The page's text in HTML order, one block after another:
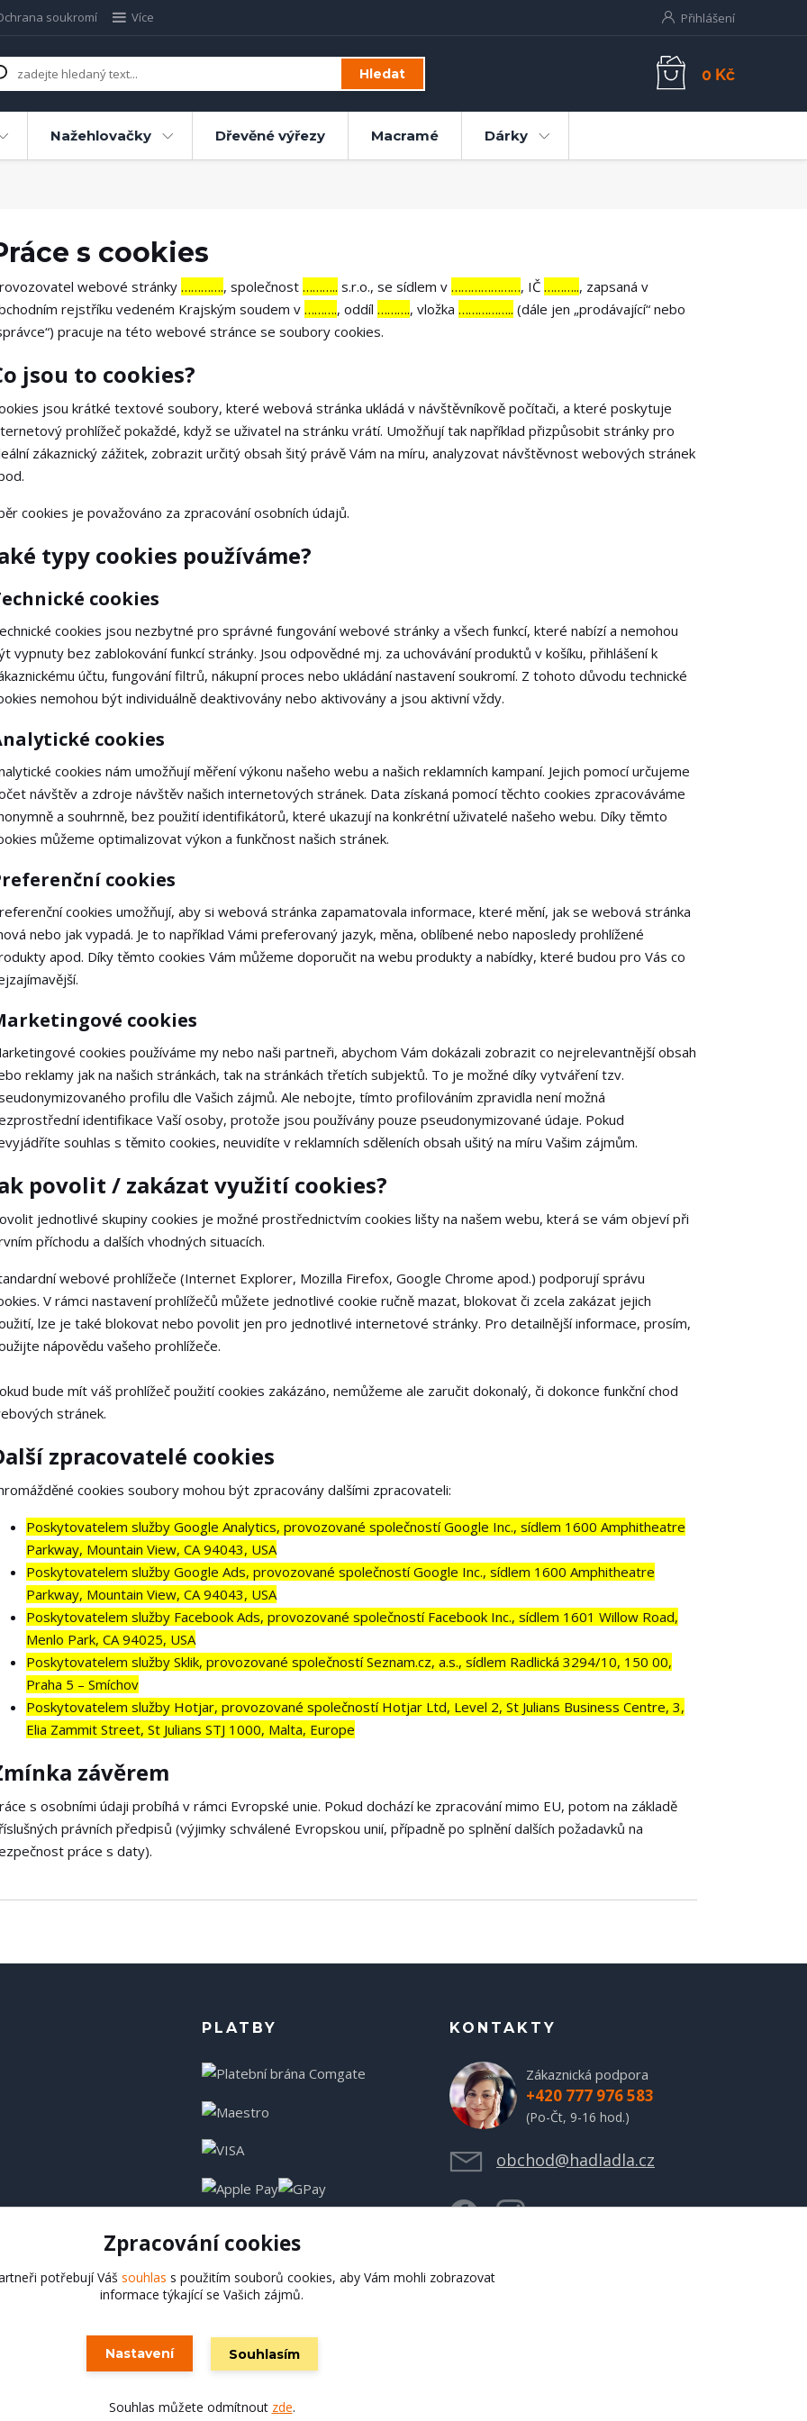
soukromí Více Přihlášení
Hledat 0 Kč
Nažehlovačky Dřevěné výřezy Macramé Dárky
s cookies
webové stránky…………., společnost ……….. s.r.o., se sídlem v …………………, IČ ……….., zapsaná v
rejstříku vedeném Krajským soudem v………., oddíl ………., vložka …………….. (dále jen „prodávající“ nebo
pracuje na této webové stránce se soubory cookies.
jsou to cookies?
jsou krátké textové soubory, které webová stránka ukládá v návštěvníkově počítači, a které poskytuje
prohlížeč pokaždé, když se uživatel na stránku vrátí. Umožňují tak například přizpůsobit stránky pro
zákaznický zážitek, zobrazit určitý obsah šitý právě Vám na míru, analyzovat návštěvnost webových stránek
cookies je považováno za zpracování osobních údajů.
typy cookies používáme?
cookies
cookies jsou nezbytné pro správné fungování webové stránky a všech funkcí, které nabízí a nemohou
vypnuty bez zablokování funkcí stránky. Jsou odpovědné mj. za uchovávání produktů v košíku, přihlášení k
účtu, fungování filtrů, nákupní proces nebo ukládání nastavení soukromí. Z tohoto důvodu technické
nemohou být individuálně deaktivovány nebo aktivovány a jsou aktivní vždy.
cookies
cookies nám umožňují měření výkonu našeho webu a našich reklamních kampaní. Jejich pomocí určujeme
návštěv a zdroje návštěv našich internetových stránek. Data získaná pomocí těchto cookies zpracováváme
a souhrnně, bez použití identifikátorů, které ukazují na konkrétní uživatelé našeho webu. Díky těmto
můžeme optimalizovat výkon a funkčnost našich stránek.
cookies
cookies umožňují, aby si webová stránka zapamatovala informace, které mění, jak se webová stránka
nebo jak vypadá. Je to například Vámi preferovaný jazyk, měna, oblíbené nebo naposledy prohlížené
apod. Díky těmto cookies Vám můžeme doporučit na webu produkty a nabídky, které budou pro Vás co
cookies
cookies používáme my nebo naši partneři, abychom Vám dokázali zobrazit co nejrelevantnější obsah
reklamy jak na našich stránkách, tak na stránkách třetích subjektů. To je možné díky vytváření tzv.
profilu dle Vašich zájmů. Ale nebojte, tímto profilováním zpravidla není možná
identifikace Vaší osoby, protože jsou používány pouze pseudonymizované údaje. Pokud
souhlas s těmito cookies, neuvidíte v reklamních sděleních obsah ušitý na míru Vašim zájmům.
povolit / zakázat využití cookies?
jednotlivé skupiny cookies je možné prostřednictvím cookies lišty na našem webu, která se vám objeví při
příchodu a dalších vhodných situacích.
webové prohlížeče (Internet Explorer, Mozilla Firefox, Google Chrome apod.) podporují správu
V rámci nastavení prohlížečů můžete jednotlivé cookie ručně mazat, blokovat či zcela zakázat jejich
lze je také blokovat nebo povolit jen pro jednotlivé internetové stránky. Pro detailnější informace, prosím,
nápovědu vašeho prohlížeče.
bude mít váš prohlížeč použití cookies zakázáno, nemůžeme ale zaručit dokonalý, či dokonce funkční chod
stránek.
zpracovatelé cookies
cookies soubory mohou být zpracovány dalšími zpracovateli:
Poskytovatelem služby Google Analytics, provozované společností Google Inc., sídlem 1600 Amphitheatre
Parkway, Mountain View, CA 94043, USA
Poskytovatelem služby Google Ads, provozované společností Google Inc., sídlem 1600 Amphitheatre
Parkway, Mountain View, CA 94043, USA
Poskytovatelem služby Facebook Ads, provozované společností Facebook Inc., sídlem 1601 Willow Road,
Menlo Park, CA 94025, USA
Poskytovatelem služby Sklik, provozované společností Seznam.cz, a.s., sídlem Radlická 3294/10, 150 00,
Praha 5 – Smíchov
Poskytovatelem služby Hotjar, provozované společností Hotjar Ltd, Level 2, St Julians Business Centre, 3,
Elia Zammit Street, St Julians STJ 1000, Malta, Europe
závěrem
s osobními údaji probíhá v rámci Evropské unie. Pokud dochází ke zpracování mimo EU, potom na základě
právních předpisů (výjimky schválené Evropskou unií, případně po splnění dalších požadavků na
práce s daty).
PLATBY KONTAKTY
Zákaznická podpora
+420 777 976 583
(Po-Čt, 9-16 hod.)
obchod@hadladla.cz
Hadladla.cz
Vytvořeno na
Zpracování cookies
potřebují Váš souhlas s použitím souborů cookies, aby Vám mohli zobrazovat
informace týkající se Vašich zájmů.
Nastavení Souhlasím
Souhlas můžete odmítnout zde.